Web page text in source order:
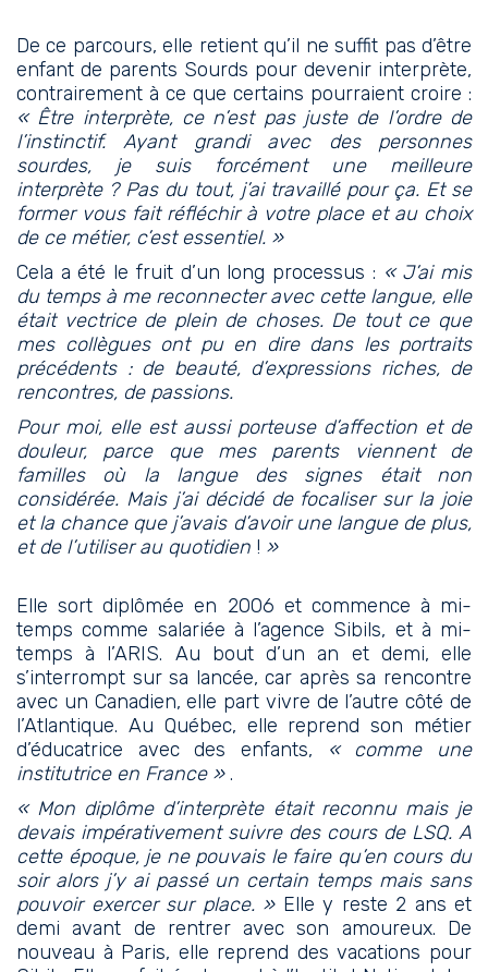
De ce parcours, elle retient qu’il ne suffit pas d’être
enfant de parents Sourds pour devenir interprète,
contrairement à ce que certains pourraient croire :
« Être interprète, ce n’est pas juste de l’ordre de
l’instinctif. Ayant grandi avec des personnes
sourdes, je suis forcément une meilleure
interprète ? Pas du tout, j’ai travaillé pour ça. Et se
former vous fait réfléchir à votre place et au choix
de ce métier, c’est essentiel. »
Cela a été le fruit d’un long processus : « J’ai mis
du temps à me reconnecter avec cette langue, elle
était vectrice de plein de choses. De tout ce que
mes collègues ont pu en dire dans les portraits
précédents: de beauté, d’expressions riches, de
rencontres, de passions.
Pour moi, elle est aussi porteuse d’affection et de
douleur, parce que mes parents viennent de
familles où la langue des signes était non
considérée. Mais j’ai décidé de focaliser sur la joie
et la chance que j’avais d’avoir une langue de plus,
et de l’utiliser au quotidien ! »
Elle sort diplômée en 2006 et commence à mi-
temps comme salariée à l’agence Sibils, et à mi-
temps à l’ARIS. Au bout d’un an et demi, elle
s’interrompt sur sa lancée, car après sa rencontre
avec un Canadien, elle part vivre de l’autre côté de
l’Atlantique. Au Québec, elle reprend son métier
d’éducatrice avec des enfants,
« comme une
institutrice en France ».
« Mon diplôme d’interprète était reconnu mais je
devais impérativement suivre des cours de LSQ. A
cette époque, je ne pouvais le faire qu’en cours du
soir alors j’y ai passé un certain temps mais sans
pouvoir exercer sur place. »Elle y reste 2 ans et
demi avant de rentrer avec son amoureux. De
nouveau à Paris, elle reprend des vacations pour